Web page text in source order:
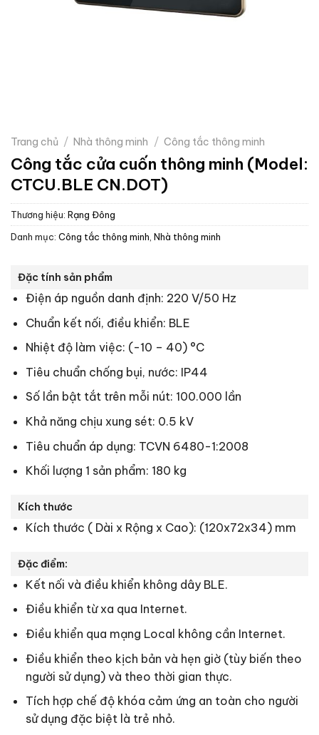
Trang chủ / Nhà thông minh / Công tắc thông minh
Công tắc cửa cuốn thông minh (Model:
CTCU.BLE CN.DOT)
Thương hiệu: Rạng Đông
Danh mục: Công tắc thông minh Nhà thông minh
Đặc tính sản phẩm
Điện áp nguồn danh định: 220 V/50 Hz
Chuẩn kết nối, điều khiển: BLE
Nhiệt độ làm việc: (-10 – 40) °C
Tiêu chuẩn chống bụi, nước: IP44
Số lần bật tắt trên mỗi nút: 100.000 lần
Khả năng chịu xung sét: 0.5 kV
Tiêu chuẩn áp dụng: TCVN 6480-1:2008
Khối lượng 1 sản phẩm: 180 kg
Kích thước
Kích thước ( Dài x Rộng x Cao): (120x72x34) mm
Đặc điểm:
Kết nối và điều khiển không dây BLE.
Điều khiển từ xa qua Internet.
Điều khiển qua mạng Local không cần Internet.
Điều khiển theo kịch bản và hẹn giờ (tùy biến theo
người sử dụng) và theo thời gian thực.
Tích hợp chế độ khóa cảm ứng an toàn cho người
sử dụng đặc biệt là trẻ nhỏ.